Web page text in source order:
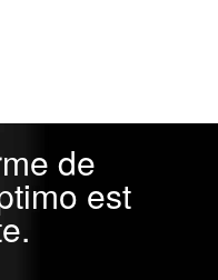
de
est